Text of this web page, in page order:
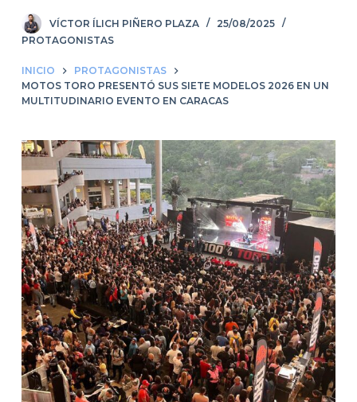
n
d
o
VÍCTOR ÍLICH PIÑERO PLAZA
25/08/2025
PROTAGONISTAS
INICIO
PROTAGONISTAS
MOTOS TORO PRESENTÓ SUS SIETE MODELOS 2026 EN UN
MULTITUDINARIO EVENTO EN CARACAS